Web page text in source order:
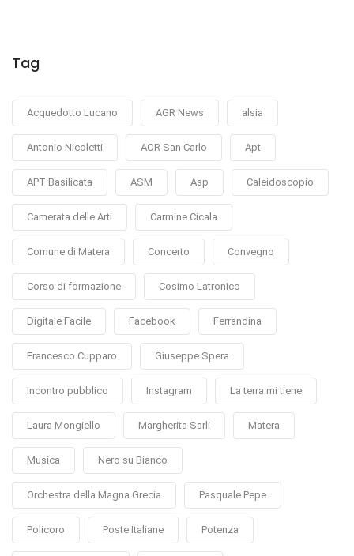
Tag
Acquedotto Lucano AGR News alsia
Antonio Nicoletti AOR San Carlo Apt
APT Basilicata ASM Asp Caleidoscopio
Camerata delle Arti Carmine Cicala
Comune di Matera Concerto Convegno
Corso di formazione Cosimo Latronico
Digitale Facile Facebook Ferrandina
Francesco Cupparo Giuseppe Spera
Incontro pubblico Instagram La terra mi tiene
Laura Mongiello Margherita Sarli Matera
Musica Nero su Bianco
Orchestra della Magna Grecia Pasquale Pepe
Policoro Poste Italiane Potenza